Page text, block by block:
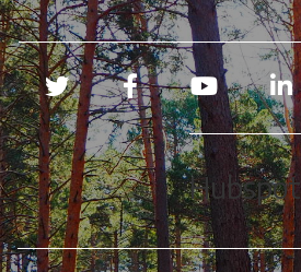
Redes sociales
Hubspot